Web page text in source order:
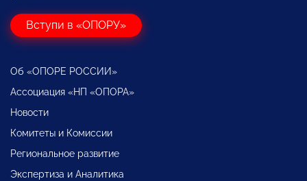
Вступи в «ОПОРУ»
Об «ОПОРЕ РОССИИ»
Ассоциация «НП «ОПОРА»
Новости
Комитеты и Комиссии
Региональное развитие
Экспертиза и Аналитика